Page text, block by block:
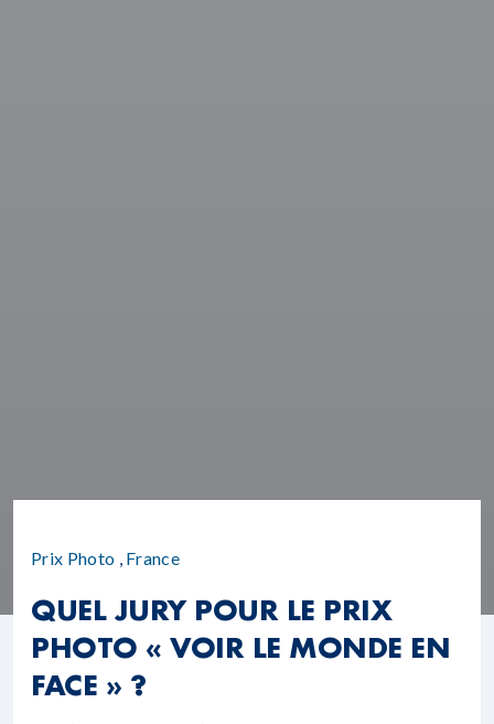
Prix Photo , France
QUEL JURY POUR LE PRIX
PHOTO « VOIR LE MONDE EN
FACE » ?